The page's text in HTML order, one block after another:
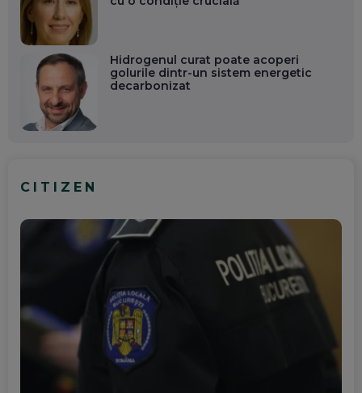
Hidrogenul curat poate acoperi
golurile dintr-un sistem energetic
decarbonizat
CITIZEN